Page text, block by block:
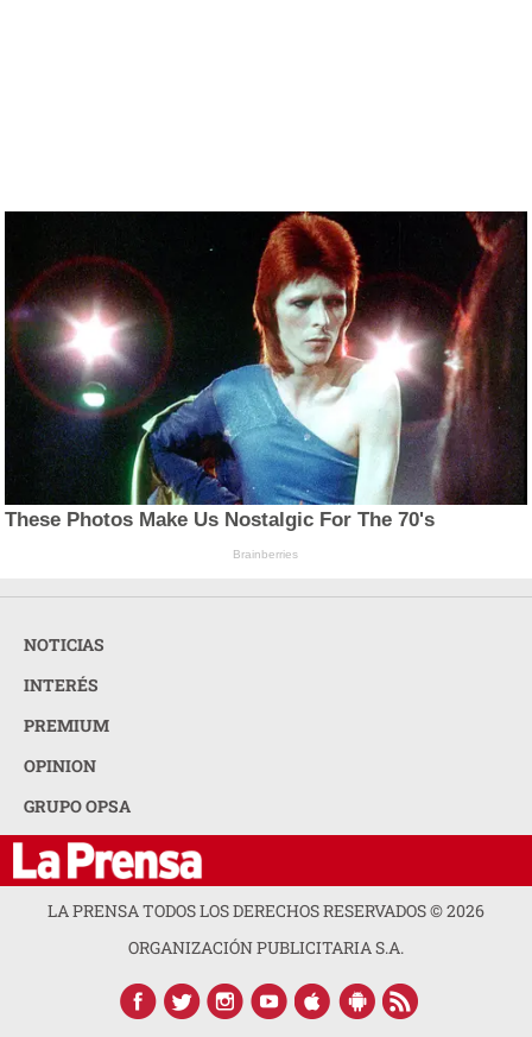
These Photos Make Us Nostalgic For The 70's
Brainberries
NOTICIAS
INTERÉS
PREMIUM
OPINION
GRUPO OPSA
LA PRENSA TODOS LOS DERECHOS RESERVADOS ©2026
ORGANIZACIÓN PUBLICITARIA S.A.